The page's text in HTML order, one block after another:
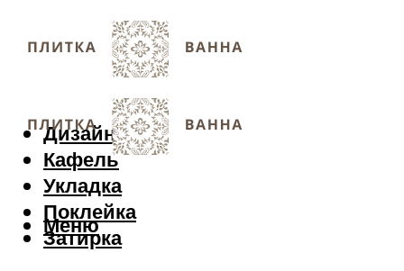
Дизайн
Кафель
Укладка
Поклейка
Затирка
Меню